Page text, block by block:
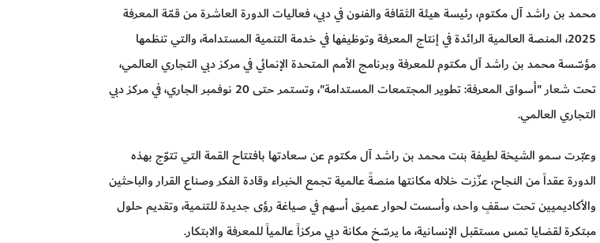
محمد بن راشد آل مكتوم، رئيسة هيئة الثقافة والفنون في دبي، فعاليات الدورة العاشرة من قمّة المعرفة
2025، المنصة العالمية الرائدة في إنتاج المعرفة وتوظيفها في خدمة التنمية المستدامة، والتي تنظمها
مؤسّسة محمد بن راشد آل مكتوم للمعرفة وبرنامج الأمم المتحدة الإنمائي في مركز دبي التجاري العالمي،
تحت شعار "أسواق المعرفة: تطوير المجتمعات المستدامة"، وتستمر حتى 20 نوفمبر الجاري، في مركز دبي
التجاري العالمي.
وعبّرت سمو الشيخة لطيفة بنت محمد بن راشد آل مكتوم عن سعادتها بافتتاح القمة التي تتوّج بهذه
الدورة عقداً من النجاح، عزّزت خلاله مكانتها منصةً عالمية تجمع الخبراء وقادة الفكر وصناع القرار والباحثين
والأكاديميين تحت سقفٍ واحد، وأسست لحوار عميق أسهم في صياغة رؤى جديدة للتنمية، وتقديم حلول
مبتكرة لقضايا تمس مستقبل الإنسانية، ما يرسّخ مكانة دبي مركزاً عالمياً للمعرفة والابتكار.